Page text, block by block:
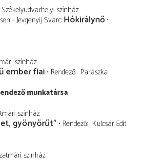
Székelyudvarhelyi színház
- Jevgenyij Svarc Hókirálynő
színház
ember fiai Rendező Parászka
munkatársa
színház
gyönyörűt” Rendező Kulcsár Edit
színház